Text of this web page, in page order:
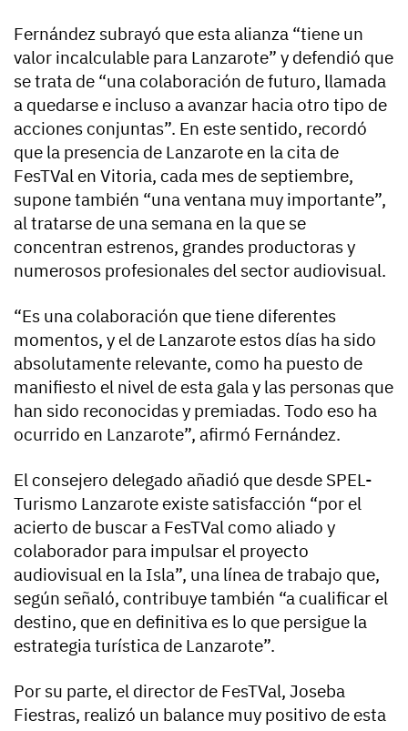
Fernández subrayó que esta alianza “tiene un
valor incalculable para Lanzarote” y defendió que
se trata de “una colaboración de futuro, llamada
a quedarse e incluso a avanzar hacia otro tipo de
acciones conjuntas”. En este sentido, recordó
que la presencia de Lanzarote en la cita de
FesTVal en Vitoria, cada mes de septiembre,
supone también “una ventana muy importante”,
al tratarse de una semana en la que se
concentran estrenos, grandes productoras y
numerosos profesionales del sector audiovisual.
“Es una colaboración que tiene diferentes
momentos, y el de Lanzarote estos días ha sido
absolutamente relevante, como ha puesto de
manifiesto el nivel de esta gala y las personas que
han sido reconocidas y premiadas. Todo eso ha
ocurrido en Lanzarote”, afirmó Fernández.
El consejero delegado añadió que desde SPEL-
Turismo Lanzarote existe satisfacción “por el
acierto de buscar a FesTVal como aliado y
colaborador para impulsar el proyecto
audiovisual en la Isla”, una línea de trabajo que,
según señaló, contribuye también “a cualificar el
destino, que en definitiva es lo que persigue la
estrategia turística de Lanzarote”.
Por su parte, el director de FesTVal, Joseba
Fiestras, realizó un balance muy positivo de esta